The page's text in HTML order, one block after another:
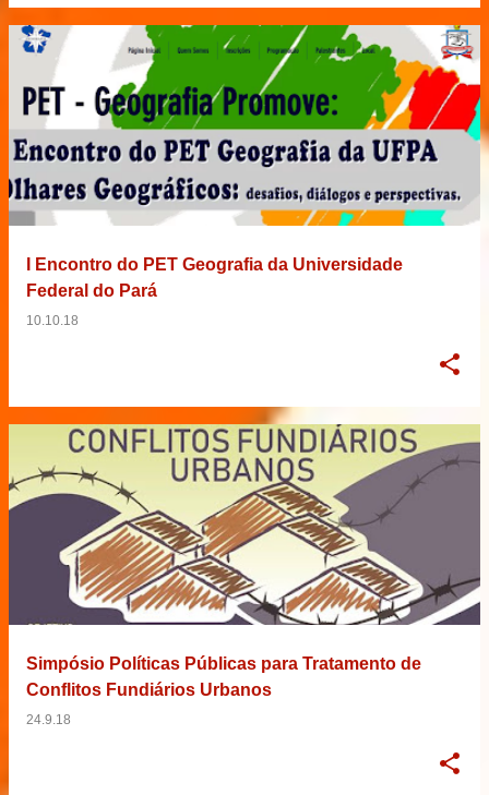
I Encontro do PET Geografia da Universidade
Federal do Pará
10.10.18
Simpósio Políticas Públicas para Tratamento de
Conflitos Fundiários Urbanos
24.9.18